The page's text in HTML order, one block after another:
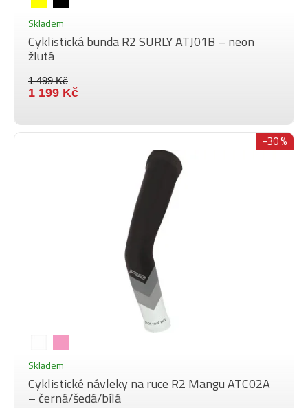
Skladem
Cyklistická bunda R2 SURLY ATJ01B – neon
žlutá
1 499 Kč
1 199 Kč
-30 %
Skladem
Cyklistické návleky na ruce R2 Mangu ATC02A
– černá/šedá/bílá